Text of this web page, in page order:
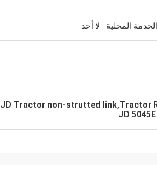
المحلية لا أحد
JD Tractor non-strutted link,Tractor
JD